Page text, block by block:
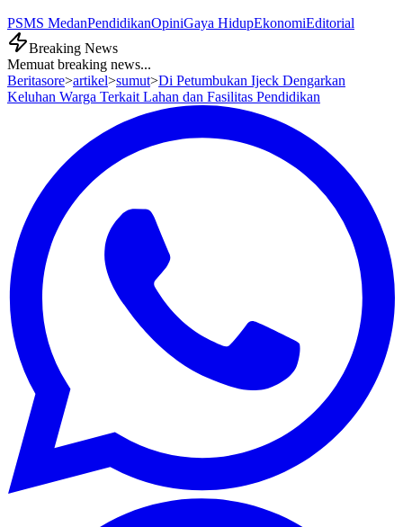
PSMS MedanPendidikanOpiniGaya HidupEkonomiEditorial
Breaking News
Memuat breaking news...
Beritasore>artikel>sumut>Di Petumbukan Ijeck Dengarkan
Keluhan Warga Terkait Lahan dan Fasilitas Pendidikan